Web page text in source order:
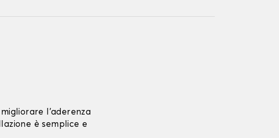
l'aderenza
è semplice e